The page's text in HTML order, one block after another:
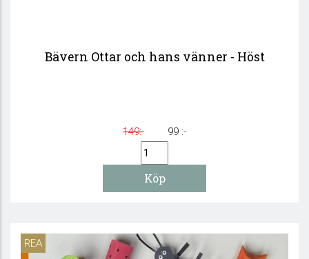
Bävern Ottar och hans vänner - Höst
149:- 99 :-
REA